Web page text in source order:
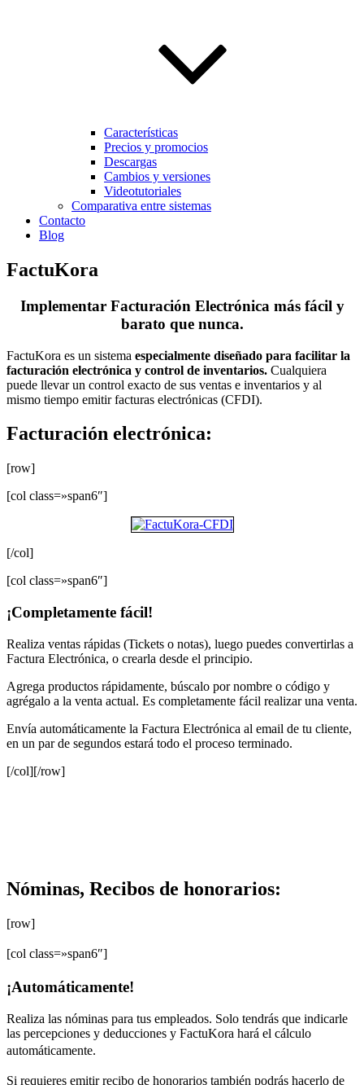
Características
Precios y promocios
Descargas
Cambios y versiones
Videotutoriales
Comparativa entre sistemas
Contacto
Blog
FactuKora
Implementar Facturación Electrónica más fácil y
barato que nunca.
FactuKora es un sistema especialmente diseñado para facilitar la
facturación electrónica y control de inventarios. Cualquiera
puede llevar un control exacto de sus ventas e inventarios y al
mismo tiempo emitir facturas electrónicas (CFDI).
Facturación electrónica:
[row]
[col class=»span6″]
[/col]
[col class=»span6″]
¡Completamente fácil!
Realiza ventas rápidas (Tickets o notas), luego puedes convertirlas a
Factura Electrónica, o crearla desde el principio.
Agrega productos rápidamente, búscalo por nombre o código y
agrégalo a la venta actual. Es completamente fácil realizar una venta.
Envía automáticamente la Factura Electrónica al email de tu cliente,
en un par de segundos estará todo el proceso terminado.
[/col][/row]
Nóminas, Recibos de honorarios:
[row]
[col class=»span6″]
¡Automáticamente!
Realiza las nóminas para tus empleados. Solo tendrás que indicarle
las percepciones y deducciones y FactuKora hará el cálculo
automáticamente.
Si requieres emitir recibo de honorarios también podrás hacerlo de